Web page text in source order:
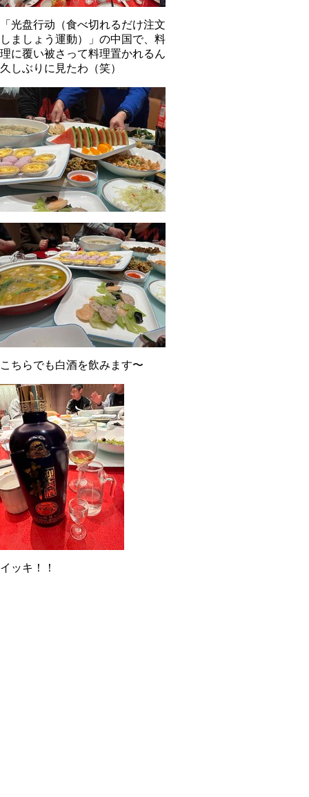
「光盘行动（食べ切れるだけ注文
しましょう運動）」の中国で、料
理に覆い被さって料理置かれるん
久しぶりに見たわ（笑）
こちらでも白酒を飲みます〜
イッキ！！